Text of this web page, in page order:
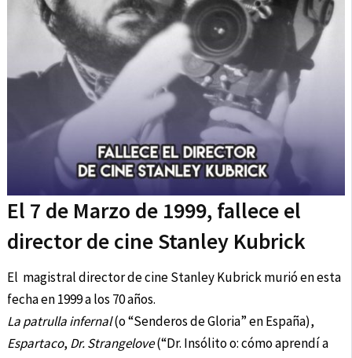
El 7 de Marzo de 1999, fallece el
director de cine Stanley Kubrick
El magistral director de cine Stanley Kubrick murió en esta
fecha en 1999 a los 70 años.
La patrulla infernal(o “Senderos de Gloria” en España),
Espartaco, Dr. Strangelove(“Dr. Insólito o: cómo aprendí a